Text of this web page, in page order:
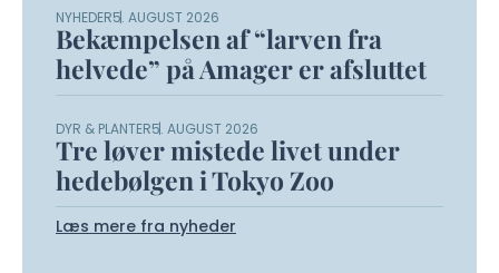
NYHEDER5. AUGUST 2026
Bekæmpelsen af “larven fra
helvede” på Amager er afsluttet
DYR & PLANTER5. AUGUST 2026
Tre løver mistede livet under
hedebølgen i Tokyo Zoo
Læs mere fra nyheder